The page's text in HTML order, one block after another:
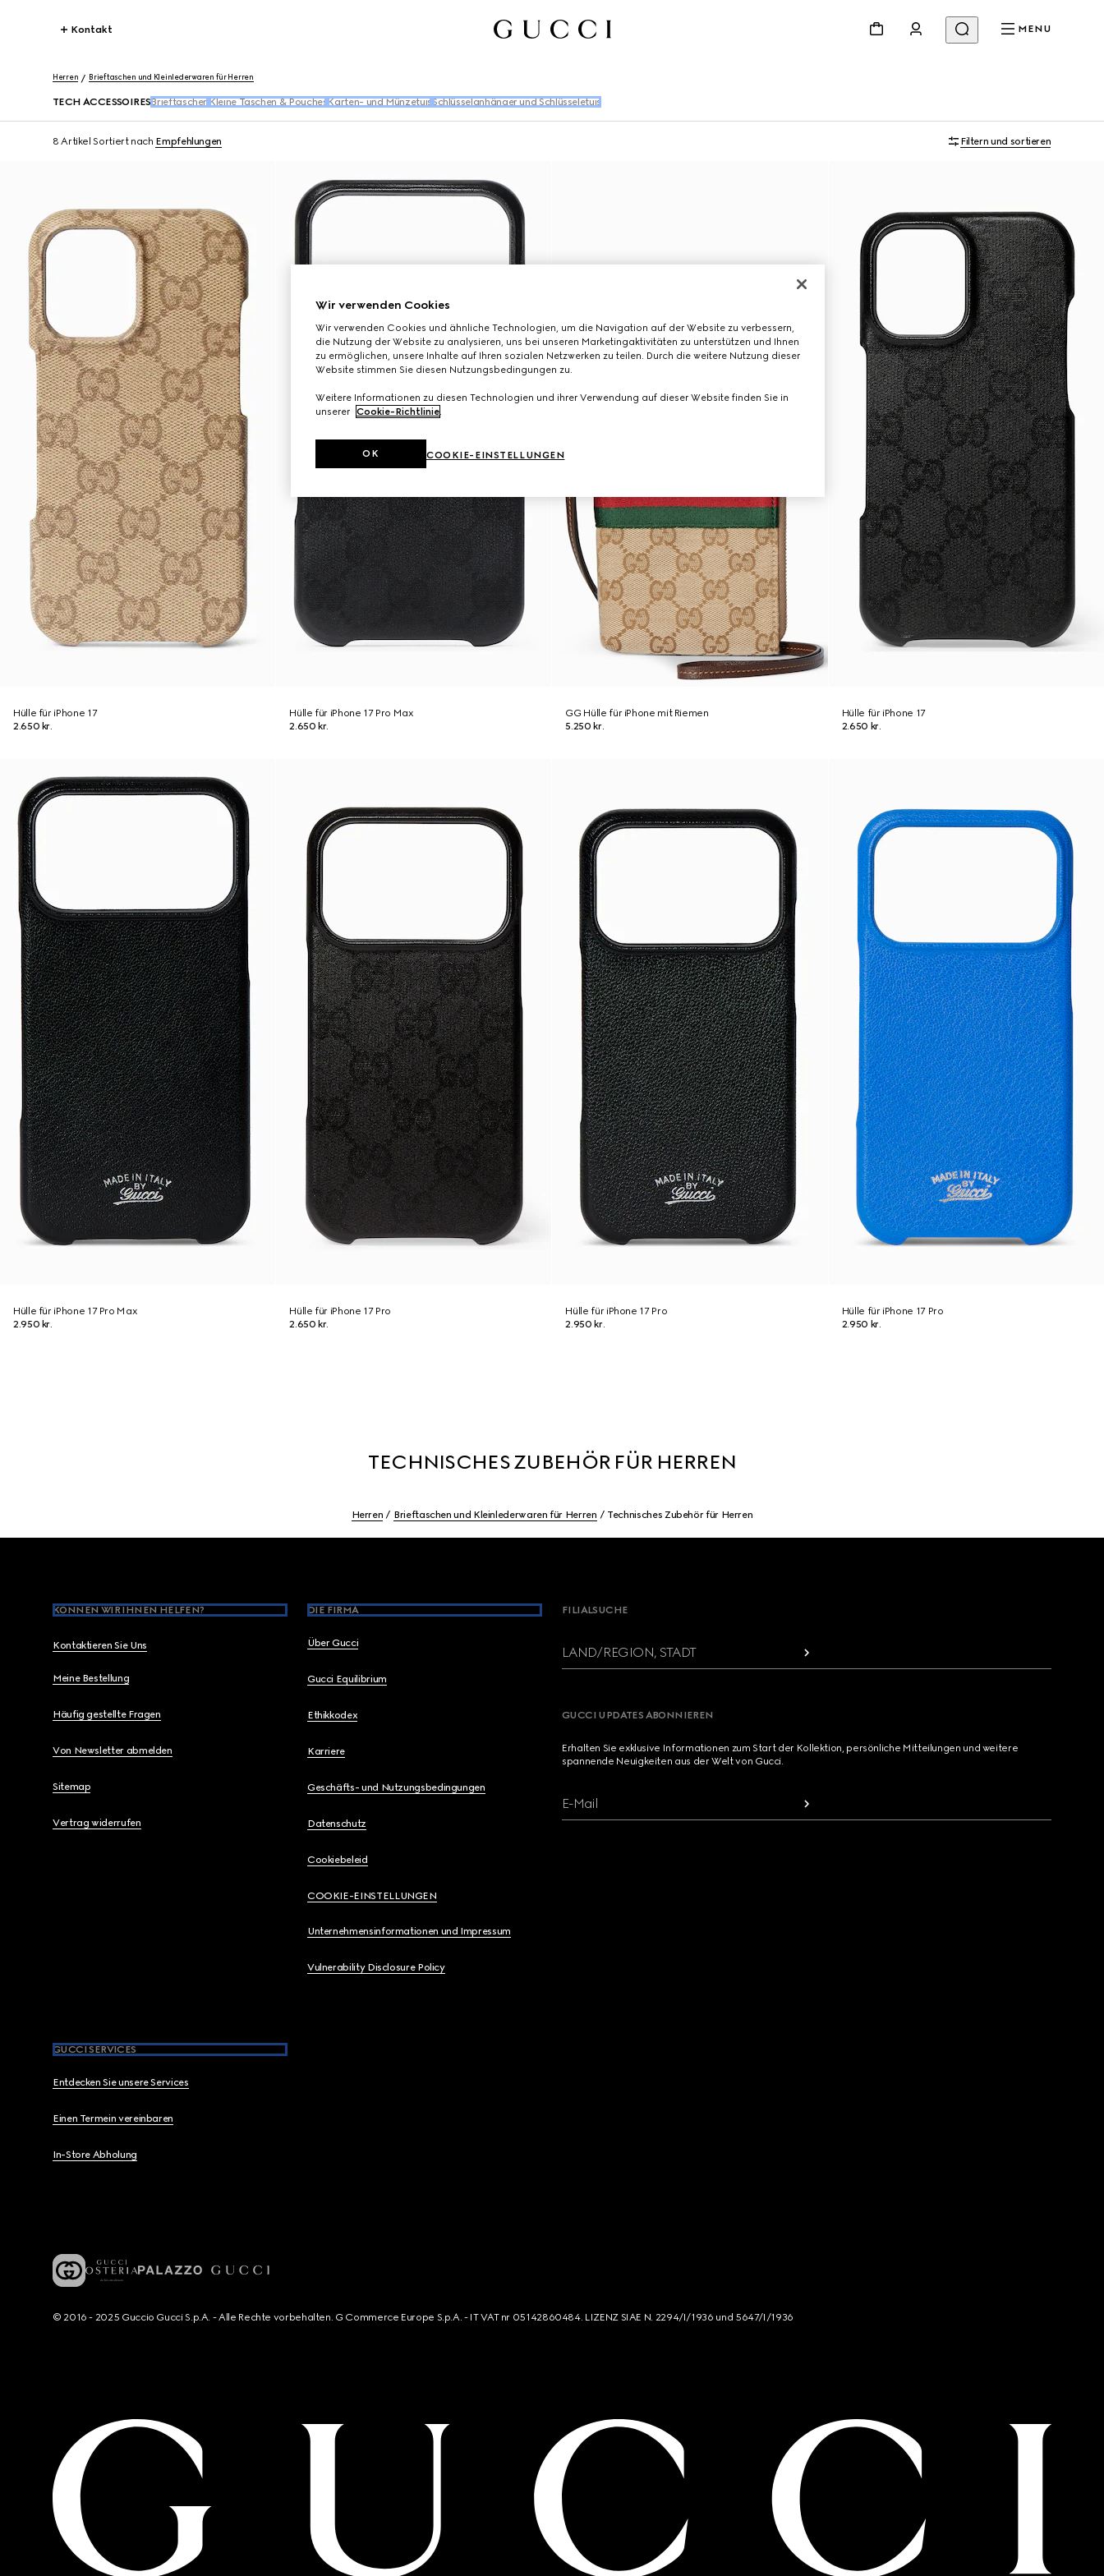
Kontakt MENU
Herren Brieftaschen und Kleinlederwaren für Herren
TECH ACCESSOIRES Brieftaschen Kleine Taschen & Pouches Karten- und Münzetuis Schlüsselanhänger und Schlüsseletuis
8 Artikel Sortiert nach Empfehlungen Filtern und sortieren
Hülle für iPhone 17
2.650 kr.
Hülle für iPhone 17 Pro Max
2.650 kr.
GG Hülle für iPhone mit Riemen
5.250 kr.
Hülle für iPhone 17
2.650 kr.
Hülle für iPhone 17 Pro Max
2.950 kr.
Hülle für iPhone 17 Pro
2.650 kr.
Hülle für iPhone 17 Pro
2.950 kr.
Hülle für iPhone 17 Pro
2.950 kr.
TECHNISCHES ZUBEHÖR FÜR HERREN
Herren Brieftaschen und Kleinlederwaren für Herren Technisches Zubehör für Herren
KÖNNEN WIR IHNEN HELFEN?
Kontaktieren Sie Uns
Meine Bestellung
Häufig gestellte Fragen
Von Newsletter abmelden
Sitemap
Vertrag widerrufen
DIE FIRMA
Über Gucci
Gucci Equilibrium
Ethikkodex
Karriere
Geschäfts- und Nutzungsbedingungen
Datenschutz
Cookiebeleid
COOKIE-EINSTELLUNGEN
Unternehmensinformationen und Impressum
Vulnerability Disclosure Policy
GUCCI SERVICES
Entdecken Sie unsere Services
Einen Termein vereinbaren
In-Store Abholung
FILIALSUCHE
LAND/REGION, STADT
GUCCI UPDATES ABONNIEREN
Erhalten Sie exklusive Informationen zum Start der Kollektion, persönliche Mitteilungen und weitere
spannende Neuigkeiten aus der Welt von Gucci.
E-Mail
© 2016 - 2025 Guccio Gucci S.p.A. - Alle Rechte vorbehalten. G Commerce Europe S.p.A. - IT VAT nr 05142860484. LIZENZ SIAE N. 2294/I/1936 und 5647/I/1936
Wir verwenden Cookies
Wir verwenden Cookies und ähnliche Technologien, um die Navigation auf der Website zu verbessern,
die Nutzung der Website zu analysieren, uns bei unseren Marketingaktivitäten zu unterstützen und Ihnen
zu ermöglichen, unsere Inhalte auf Ihren sozialen Netzwerken zu teilen. Durch die weitere Nutzung dieser
Website stimmen Sie diesen Nutzungsbedingungen zu.
Weitere Informationen zu diesen Technologien und ihrer Verwendung auf dieser Website finden Sie in
unserer Cookie-Richtlinie.
COOKIE-EINSTELLUNGEN
OK